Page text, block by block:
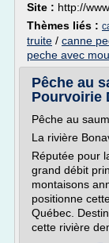
Site : http://
Thèmes liés :
truite / canne
peche avec
Pêche au
Pourvoirie
Pêche au
La rivière
Réputée pour
grand débit
montaisons
positionne
Québec.
cette rivière